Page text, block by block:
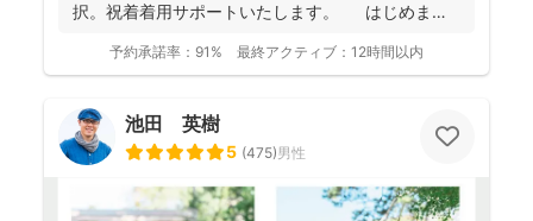
択。祝着着用サポートいたします。 はじめまし
予約承諾率： 91% 最終アクティブ： 12時間以内
池田 英樹
5 (475)男性